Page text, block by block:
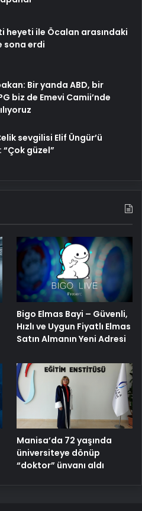
heyeti ile Öcalan arasındaki
sona erdi
Bir yanda ABD, bir
biz de Emevi Camii’nde
sevgilisi Elif Üngür’ü
“Çok güzel”
Bigo Elmas Bayi – Güvenli,
Hızlı ve Uygun Fiyatlı Elmas
Satın Almanın Yeni Adresi
Manisa’da 72 yaşında
üniversiteye dönüp
“doktor” ünvanı aldı